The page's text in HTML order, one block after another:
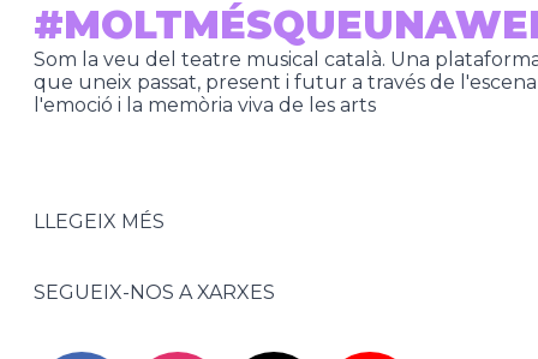
Som la veu del teatre musical català. Una
que uneix passat, present i futur a través de
l'emoció i la memòria viva de les arts
LLEGEIX MÉS
SEGUEIX-NOS A XARXES